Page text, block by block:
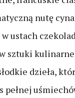
nutę
ustach
sztuki
dzieła,
pełnej